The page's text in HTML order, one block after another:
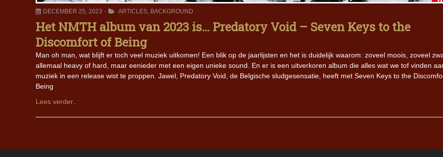
DECEMBER 25, 2023 ARTICLES, BACKGROUND
Het NMTH album van 2023 is… Predatory Void – Seven Keys to the
Discomfort of Being
Man oh man, wat blijft er toch veel muziek uitkomen! Een blik op de jaarlijsten en het is duidelijk waarom: zoveel moois, zoveel
allemaal heavy of hard, maar eenieder met een eigen unieke sound. En er is een uitverkoren album die alles wat we tof vinden
muziek in een release wist te proppen. Jawel, Predatory Void, de Belgische sludgesensatie, heeft met Seven Keys to the
Being
Lees verder..